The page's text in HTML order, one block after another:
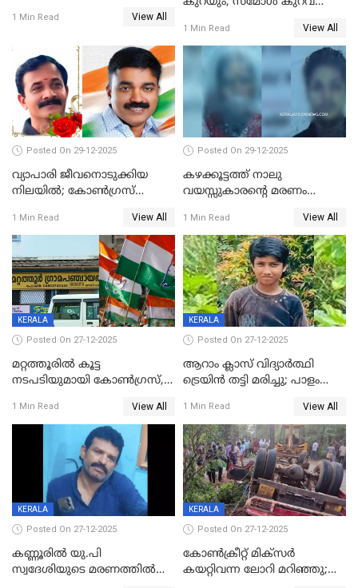
1 Min Read View All
പിഴ
1 Min Read View All
Posted On 29-12-2025
വ്യാപാരി ജീവനൊടുക്കിയ
നിലയില്‍; കോണ്‍ഗ്രസ്
മാനസികപീഡനമെന്ന് കുറിപ്പ്
1 Min Read View All
Posted On 29-12-2025
കഴക്കൂട്ടത്ത് നാലു
വയസ്സുകാരന്റെ മരണം
സുഹൃത്തും പൊലീസ്
കസ്റ്റഡിയിൽ
1 Min Read View All
KERALA
Posted On 27-12-2025
മറ്റത്തൂരിൽ കൂട്ട
നടപടിയുമായി കോണ്‍ഗ്രസ്,
എട്ട് പേര്‍ ഉള്‍പ്പെടെ
പത്തുപേരെ പുറത്താക്കി,
ചൊവ്വന്നൂരിലും നടപടി
1 Min Read View All
KERALA
Posted On 27-12-2025
ആറാം ക്ലാസ് വിദ്യാർത്ഥി
ട്രെയിൻ തട്ടി മരിച്ചു; പാളം
അപകടം മലപ്പുറത്ത്
1 Min Read View All
KERALA
Posted On 27-12-2025
കണ്ണൂരിൽ യു.പി
സ്വദേശിയുടെ മരണത്തിൽ
KERALA
Posted On 27-12-2025
കോണ്‍ക്രീറ്റ് മിക്‌സര്‍
കയറ്റിവന്ന ലോറി മറിഞ്ഞു;